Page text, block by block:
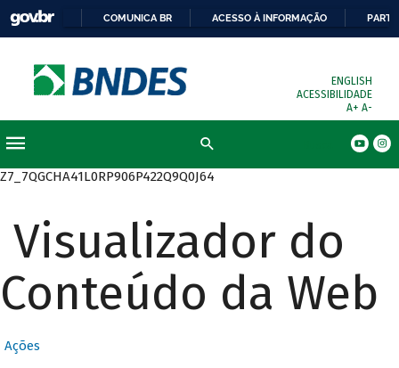
COMUNICA BR ACESSO À INFORMAÇÃO
ENGLISH
ACESSIBILIDADE
A+ A-
Z7_7QGCHA41L0RP906P422Q9Q0J64
Visualizador do
Conteúdo da Web
Ações